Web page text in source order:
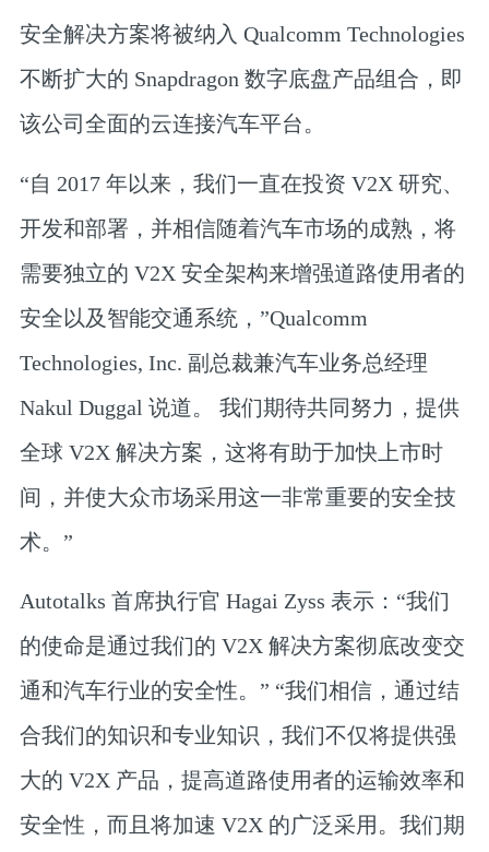
安全解决方案将被纳入 Qualcomm Technologies
不断扩大的 Snapdragon 数字底盘产品组合，即
该公司全面的云连接汽车平台。
“自 2017 年以来，我们一直在投资 V2X 研究、
开发和部署，并相信随着汽车市场的成熟，将
需要独立的 V2X 安全架构来增强道路使用者的
安全以及智能交通系统，”Qualcomm
Technologies, Inc. 副总裁兼汽车业务总经理
Nakul Duggal 说道。 我们期待共同努力，提供
全球 V2X 解决方案，这将有助于加快上市时
间，并使大众市场采用这一非常重要的安全技
术。”
Autotalks 首席执行官 Hagai Zyss 表示：“我们
的使命是通过我们的 V2X 解决方案彻底改变交
通和汽车行业的安全性。” “我们相信，通过结
合我们的知识和专业知识，我们不仅将提供强
大的 V2X 产品，提高道路使用者的运输效率和
安全性，而且将加速 V2X 的广泛采用。我们期